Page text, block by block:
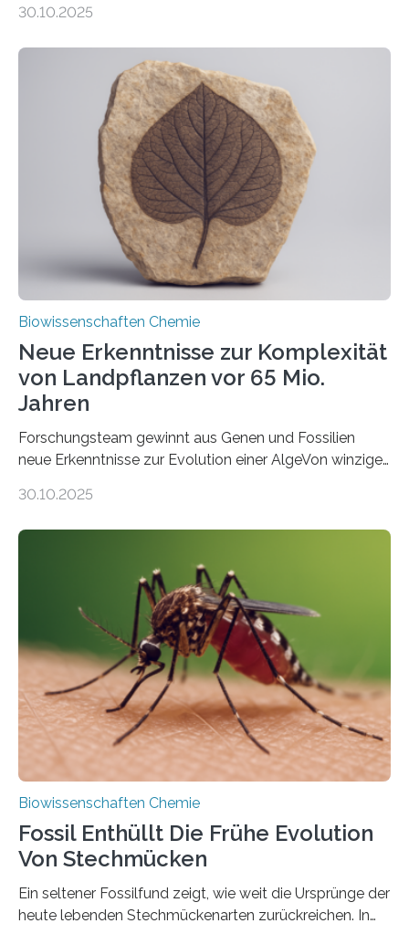
erfüllen können, müssen zahlreiche Enzyme präzise in
der Ruhr-Universität Bochum um Prof. Dr. Ralf Erdmann
und Dr. Ismaila Francis Yusuf hat nun einen bislang
unbekannten Qualitätskontrollmechanismus des
peroxisomalen Proteintransports in der Bäckerhefe
Saccharomyces cerevisiae entdeckt, der für die
Funktionsfähigkeit der Organellen entscheidend ist. Die
Studie wurde am 28. Oktober 2025 in der
Fachzeitschrift…
30.10.2025
Biowissenschaften Chemie
Neue Erkenntnisse zur Komplexität
von Landpflanzen vor 65 Mio.
Jahren
Forschungsteam gewinnt aus Genen und Fossilien
neue Erkenntnisse zur Evolution einer AlgeVon winzigen
Landpflanzen zählen zu den komplexesten
Grünalgen, die vor Hunderten von Millionen Jahren
lebten. Unter den Vorfahren sticht eine Gruppe heraus,
die noch heute in der Natur vorkommt: die
Süßwasseralge Coleochaetophyceae. Einige Arten
dieser Gruppe bilden aus Zellfäden dichte Geflechte
mit scheibenförmiger Gestalt. Was auffällig ist: Die
nächsten…
30.10.2025
Biowissenschaften Chemie
Fossil Enthüllt Die Frühe Evolution
Von Stechmücken
Ein seltener Fossilfund zeigt, wie weit die Ursprünge der
heute lebenden Stechmückenarten zurückreichen. In